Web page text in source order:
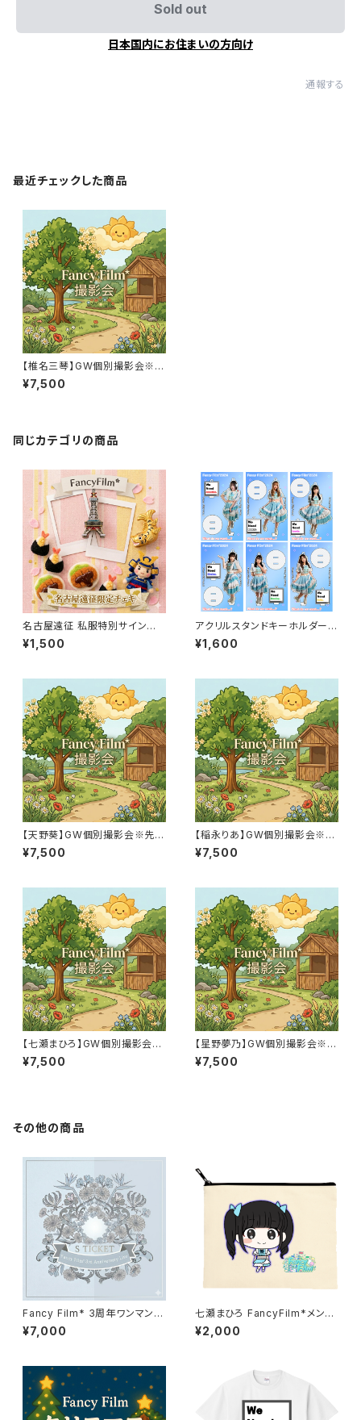
Sold out
日本国内にお住まいの方向け
通報する
最近チェックした商品
【椎名三琴】GW個別撮影会※先
着順
¥7,500
同じカテゴリの商品
名古屋遠征 私服特別サイン入り
チェキ
¥1,500
アクリルスタンドキーホルダー(F
ancy Film*2024新衣装)
¥1,600
【天野葵】GW個別撮影会※先着
順
¥7,500
【稲永りあ】GW個別撮影会※先
着順
¥7,500
【七瀬まひろ】GW個別撮影会※
先着順
¥7,500
【星野夢乃】GW個別撮影会※先
着順
¥7,500
その他の商品
Fancy Film* 3周年ワンマンラ
イブ 過去と未来と、「私たち」：S
チケット
¥7,000
七瀬まひろ FancyFilm*メンバ
ーポーチ
¥2,000